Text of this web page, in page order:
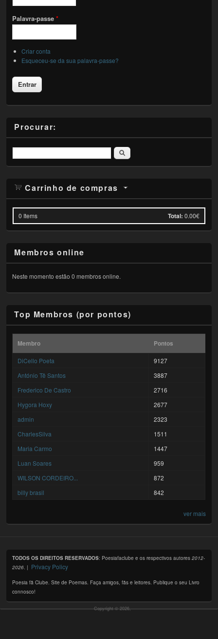
Palavra-passe*
Criar conta
Esqueceu-se da sua palavra-passe?
Procurar:
Pesquisar
Carrinho de compras
0 Items Total: 0.00€
Membros online
Neste momento estão 0 membros online.
Top Membros (por pontos)
Membro Pontos
DiCello Poeta
9127
António Tê Santos
3887
Frederico De Castro
2716
Hygora Hoxy
2677
admin
2323
CharlesSilva
1511
Maria Carmo
1447
Luan Soares
959
WILSON CORDEIRO...
872
billy brasil
842
ver mais
TODOS OS DIREITOS RESERVADOS: Poesiafaclube e os respectivos autores2012-
2026 . | Privacy Policy
Poesia fã Clube. Site de Poemas. Faça amigos, fãs e leitores. Publique o seu Livro
connosco!
Copyright © 2026,